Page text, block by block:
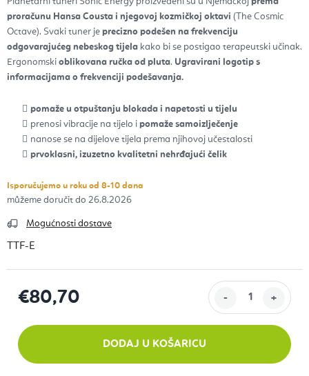
proračunu Hansa Cousta i njegovoj kozmičkoj oktavi (The Cosmic
Octave). Svaki tuner je precizno podešen na frekvenciju
odgovarajućeg nebeskog tijela kako bi se postigao terapeutski učinak.
Ergonomski oblikovana ručka od pluta. Ugravirani logotip s
informacijama o frekvenciji podešavanja.
pomaže u otpuštanju blokada i napetosti u tijelu
prenosi vibracije na tijelo i pomaže samoizlječenje
nanose se na dijelove tijela prema njihovoj učestalosti
prvoklasni, izuzetno kvalitetni nehrđajući čelik
Isporučujemo u roku od 8-10 dana
26.8.2026
Mogućnosti dostave
TTF-E
€80,70
DODAJ U KOŠARICU